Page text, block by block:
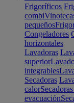
Frigoríficos
combi
pequeños
Congeladores
horizontales
Lavadoras
superior
integrables
Secadoras
calor
evacuación